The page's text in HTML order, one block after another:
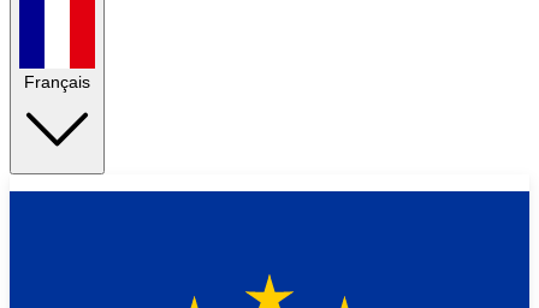
Français